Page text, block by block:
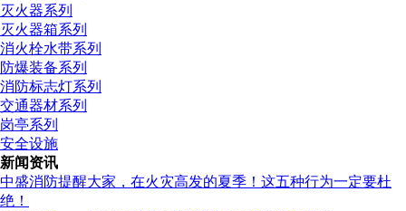
灭火器系列
灭火器箱系列
消火栓水带系列
防爆装备系列
消防标志灯系列
交通器材系列
岗亭系列
安全设施
新闻资讯
中盛消防提醒大家，在火灾高发的夏季！这五种行为一定要杜
绝！